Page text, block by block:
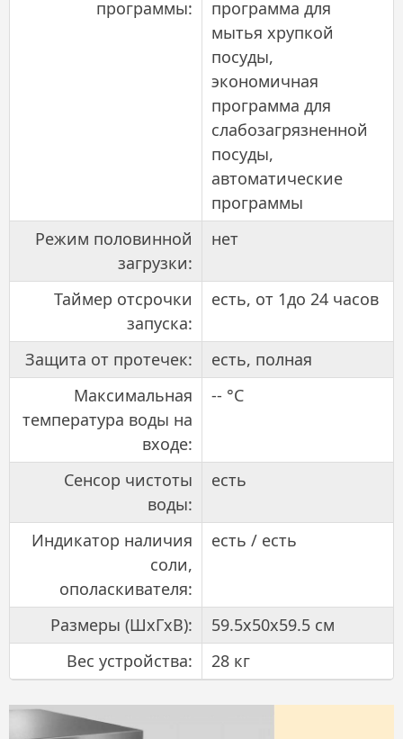
программы:
программа для
мытья хрупкой
посуды,
экономичная
программа для
слабозагрязненной
посуды,
автоматические
программы
Режим половинной
загрузки:
нет
Таймер отсрочки
запуска:
есть, от 1до 24 часов
Защита от протечек:
есть, полная
Максимальная
температура воды на
входе:
-- °C
Сенсор чистоты
воды:
есть
Индикатор наличия
соли,
ополаскивателя:
есть / есть
Размеры (ШхГхВ):
59.5x50x59.5 см
Вес устройства:
28 кг